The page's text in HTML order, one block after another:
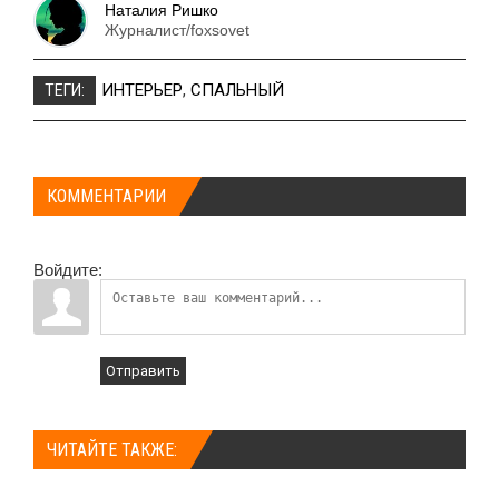
Наталия Ришко
Журналист/foxsovet
ТЕГИ: ИНТЕРЬЕР, СПАЛЬНЫЙ
КОММЕНТАРИИ
Войдите:
Отправить
ЧИТАЙТЕ ТАКЖЕ: